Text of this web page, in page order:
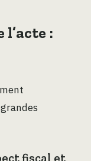
: